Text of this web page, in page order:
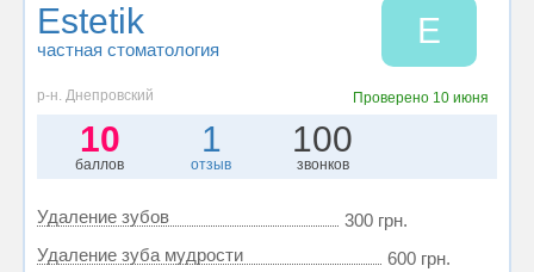
Estetik
частная стоматология E
р-н. Днепровский Проверено 10 июня
10
баллов
1
отзыв
100
звонков
Удаление зубов
300 грн.
Удаление зуба мудрости
600 грн.